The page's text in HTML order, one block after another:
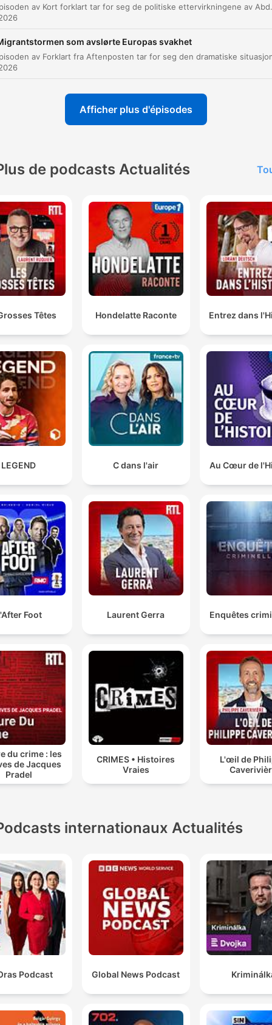
00:04:23 · Informasjon om Fredrik Solvangs kommende
Denne episoden av Kort forklart tar for seg de politiske ettervirkningene av Abdul El-Sayeds seier i
som avslørte Europas svakhet
Afficher plus d'épisodes
de podcasts Actualités
Têtes Hondelatte Raconte Entrez dans
LEGEND C dans l'air Au Cœur de
Foot Laurent Gerra Enquêtes
du crime : les
de Jacques
Pradel
CRIMES • Histoires
Vraies
L'œil de
internationaux Actualités
Podcast Global News Podcast